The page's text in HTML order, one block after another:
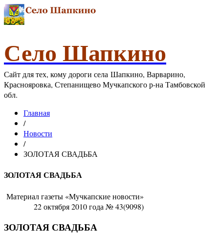
Село Шапкино
Сайт для тех, кому дороги села Шапкино, Варварино,
Краснояровка, Степанищево Мучкапского р-на Тамбовской
обл.
Главная
/
Новости
/
ЗОЛОТАЯ СВАДЬБА
ЗОЛОТАЯ СВАДЬБА
Материал газеты «Мучкапские новости»
22 октября 2010 года № 43(9098)
ЗОЛОТАЯ СВАДЬБА